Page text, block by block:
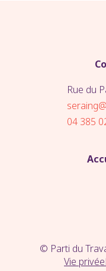
Rue du
04 385
© Parti du
Vie privée